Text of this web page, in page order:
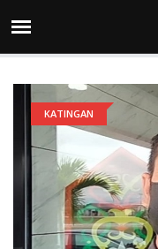
KATINGAN